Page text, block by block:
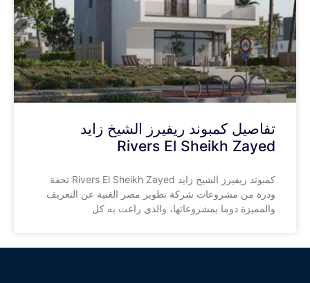
تفاصيل كمبوند ريفيرز الشيخ زايد
Rivers El Sheikh Zayed
كمبوند ريفيرز الشيخ زايد Rivers El Sheikh Zayed تحفة
ودرة من مشروعات شركة تطوير مصر الغنية عن التعريف
والمميزة دوما بمشروعاتها، والذي راعت به كل